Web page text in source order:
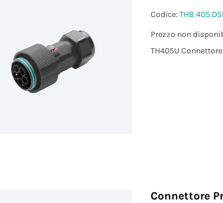
Codice:
Prezzo non
TH405U
Connettore